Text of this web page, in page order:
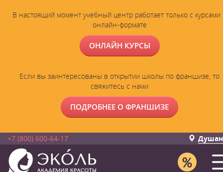
В настоящий момент учебный центр работает только с курсами
онлайн-формате
ОНЛАЙН КУРСЫ
Если вы заинтересованы в открытии школы по франшизе, то
свяжитесь с нами
ПОДРОБНЕЕ О ФРАНШИЗЕ
+7 (800) 600-64-17